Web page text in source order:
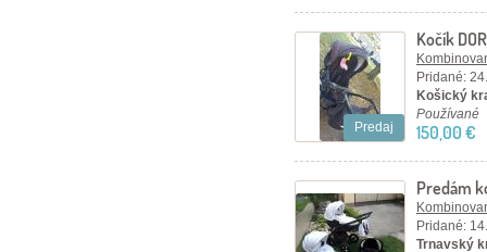
Predaj
Kočík
Pridané:
Košický
Používané
150,00 €
Predám
Pridané:
Trnavský